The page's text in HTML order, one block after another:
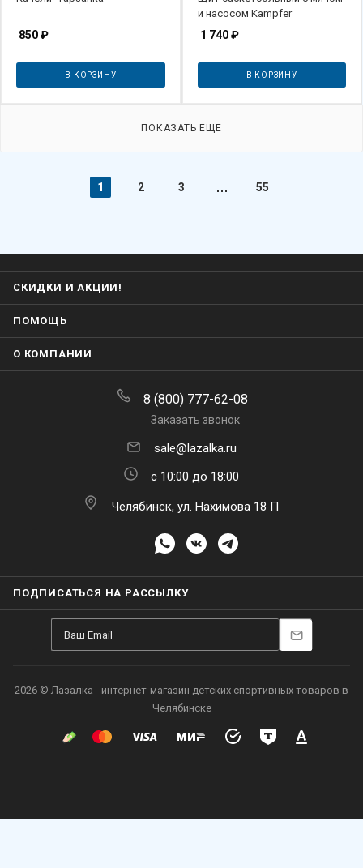
850₽
В КОРЗИНУ
и насосом Kampfer
1 740₽
В КОРЗИНУ
ПОКАЗАТЬ ЕЩЕ
1 2 3 55
СКИДКИ И АКЦИИ!
ПОМОЩЬ
О КОМПАНИИ
8 (800) 777-62-08
Заказать звонок
sale@lazalka.ru
с 10:00 до 18:00
Челябинск, ул. Нахимова 18 П
ПОДПИСАТЬСЯ НА РАССЫЛКУ
2026 © Лазалка - интернет-магазин детских спортивных товаров в
Челябинске